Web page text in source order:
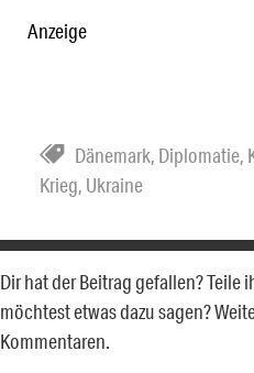
Anzeige
Dänemark, Diplomatie,
Krieg, Ukraine
Dir hat der Beitrag gefallen? Teile
möchtest etwas dazu sagen?
Kommentaren.